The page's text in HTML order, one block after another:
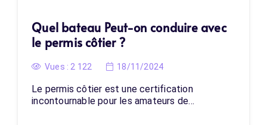
Quel bateau Peut-on conduire avec
le permis côtier ?
Vues : 2 122 18/11/2024
Le permis côtier est une certification
incontournable pour les amateurs de…